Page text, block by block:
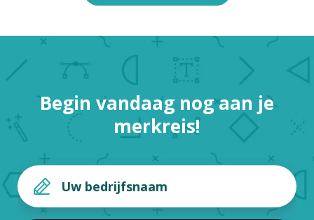
Begin vandaag nog aan je
merkreis!